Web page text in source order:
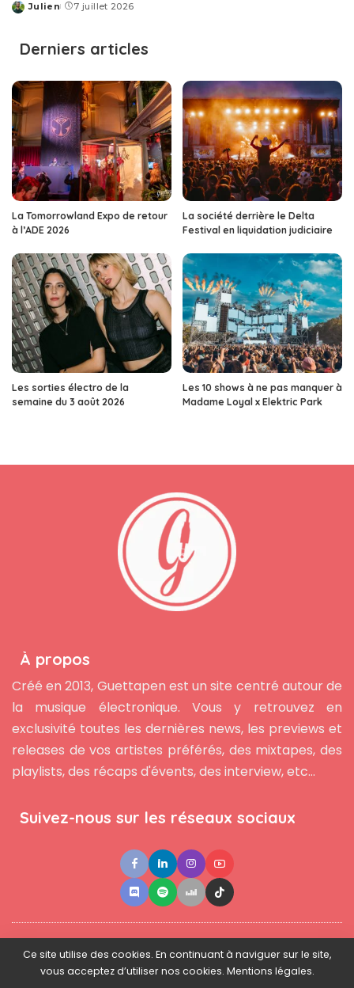
Posted
Julien 7 juillet 2026
Derniers articles
La Tomorrowland Expo de retour
à l’ADE 2026
La société derrière le Delta
Festival en liquidation judiciaire
Les sorties électro de la
semaine du 3 août 2026
Les 10 shows à ne pas manquer à
Madame Loyal x Elektric Park
À propos
Créé en 2013, Guettapen est un site centré autour de
la musique électronique. Vous y retrouvez en
exclusivité toutes les dernières news, les previews et
releases de vos artistes préférés, des mixtapes, des
playlists, des récaps d'évents, des interview, etc...
Suivez-nous sur les réseaux sociaux
Contact ●Newsletter ● L'équipe ● Mentions légales
Ce site utilise des cookies. En continuant à naviguer sur le site,
vous acceptez d’utiliser nos cookies. Mentions légales.